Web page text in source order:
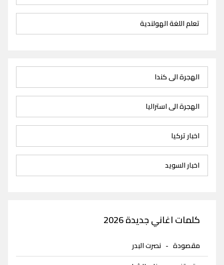
تعلم اللغة الهولندية
الهجرة الى كندا
الهجرة الى استراليا
اخبار تركيا
اخبار السويد
كلمات اغاني جديدة 2026
مقصودة - نصرت البدر